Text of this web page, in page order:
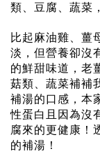
類、豆腐、蔬菜
比起麻油雞、薑
淡，但營養卻沒
的鮮甜味道，老
菇類、蔬菜補補
補湯的口感，本
性蛋白且因為沒
腐來的更健康！
的補湯！